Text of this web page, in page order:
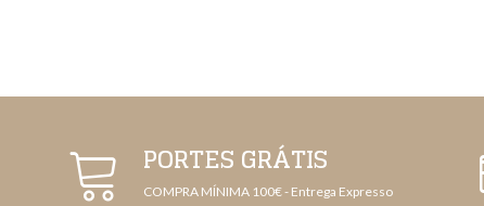
PORTES GRÁTIS
COMPRA MÍNIMA 100€ - Entrega Expresso